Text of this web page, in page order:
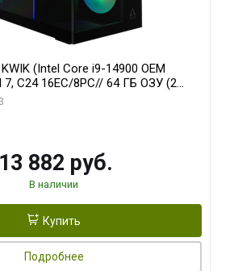
(Intel Core i9-14900 OEM
7, C24 16EC/8PC// 64 ГБ ОЗУ (2
24GB GDDR6X 384-Bit 3xDP
882 руб.
В наличии
Купить
Подробнее